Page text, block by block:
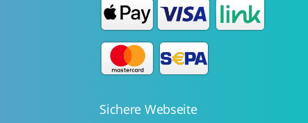
Sichere Webseite